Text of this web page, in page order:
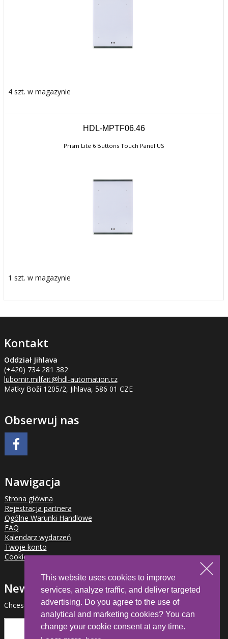
This website uses cookies to improve
services, analyze traffic, and deliver targeted
advertising. Do you agree to the use of
analytical and marketing cookies? You can
change your cookie consent at any time.
4 szt. w magazynie
HDL-MPTF06.46
Prism Lite 6 Buttons Touch Panel US
1 szt. w magazynie
Kontakt
Oddział Jihlava
(+420) 734 281 382
lubomir.milfait@hdl-automation.cz
Matky Boží 1205/2, Jihlava, 586 01 CZE
Obserwuj nas
Nawigacja
Strona główna
Rejestracja partnera
Ogólne Warunki Handlowe
FAQ
Kalendarz wydarzeń
Twoje konto
Cookies
Newsletter
Chcesz otrzymywać informacje o nowościach dla partnerów?